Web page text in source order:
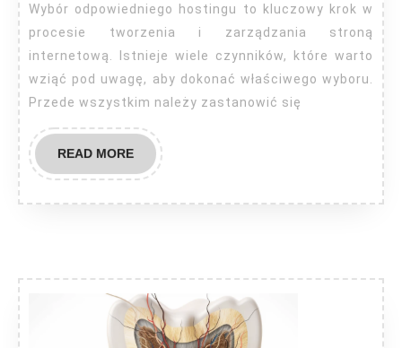
Wybór odpowiedniego hostingu to kluczowy krok w
procesie tworzenia i zarządzania stroną
internetową. Istnieje wiele czynników, które warto
wziąć pod uwagę, aby dokonać właściwego wyboru.
Przede wszystkim należy zastanowić się
READ MOREREAD
MORE